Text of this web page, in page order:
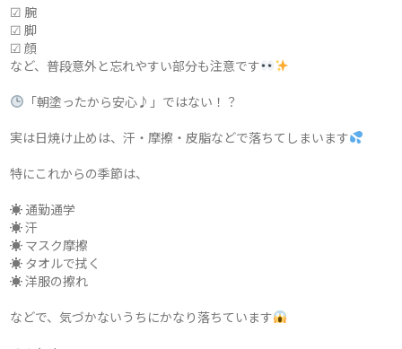
☑ 腕
☑ 脚
☑ 顔
など、普段意外と忘れやすい部分も注意です
「朝塗ったから安心♪」ではない！？
実は日焼け止めは、汗・摩擦・皮脂などで落ちてしまいます
特にこれからの季節は、
☀ 通勤通学
☀ 汗
☀ マスク摩擦
☀ タオルで拭く
☀ 洋服の擦れ
などで、気づかないうちにかなり落ちています